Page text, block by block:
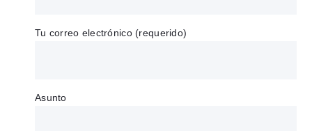
Tu correo electrónico (requerido)
Asunto